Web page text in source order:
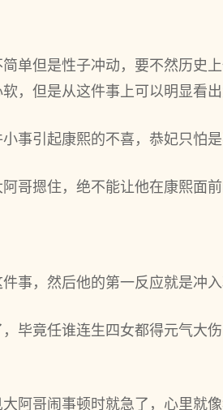
单但是性子冲动，要不然历史
，但是从这件事上可以明显看出
事引起康熙的不喜，恭妃只怕是
哥摁住，绝不能让他在康熙面前
事，然后他的第一反应就是冲入
毕竟任谁连生四女都得元气大
阿哥闹事顿时就急了，心里就像